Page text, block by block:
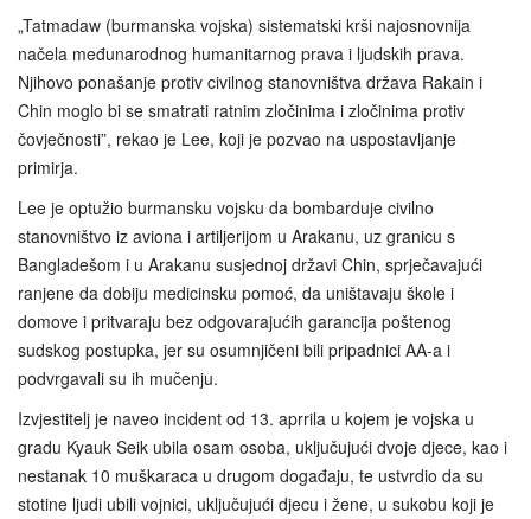
„Tatmadaw (burmanska vojska) sistematski krši najosnovnija
načela međunarodnog humanitarnog prava i ljudskih prava.
Njihovo ponašanje protiv civilnog stanovništva država Rakain i
Chin moglo bi se smatrati ratnim zločinima i zločinima protiv
čovječnosti”, rekao je Lee, koji je pozvao na uspostavljanje
primirja.
Lee je optužio burmansku vojsku da bombarduje civilno
stanovništvo iz aviona i artiljerijom u Arakanu, uz granicu s
Bangladešom i u Arakanu susjednoj državi Chin, sprječavajući
ranjene da dobiju medicinsku pomoć, da uništavaju škole i
domove i pritvaraju bez odgovarajućih garancija poštenog
sudskog postupka, jer su osumnjičeni bili pripadnici AA-a i
podvrgavali su ih mučenju.
Izvjestitelj je naveo incident od 13. aprrila u kojem je vojska u
gradu Kyauk Seik ubila osam osoba, uključujući dvoje djece, kao i
nestanak 10 muškaraca u drugom događaju, te ustvrdio da su
stotine ljudi ubili vojnici, uključujući djecu i žene, u sukobu koji je